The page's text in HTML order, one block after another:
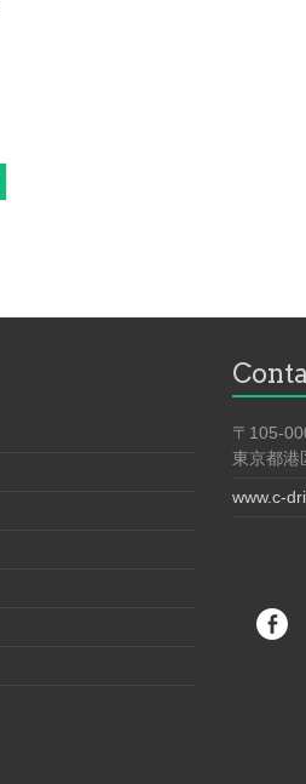
〒105-
東京都港
www.c-